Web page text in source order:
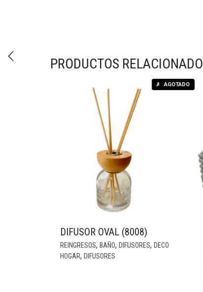
PRODUCTOS
AGOTADO
AGOTADO
DIFUSOR OVAL (8008)
REINGRESOS, BAÑO, DIFUSORES, DECO
HOGAR, DIFUSORES